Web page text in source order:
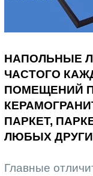
НАПОЛЬНЫЕ
ЧАСТОГО
ПОМЕЩЕНИЙ
ПАРКЕТ,
ЛЮБЫХ
Главные